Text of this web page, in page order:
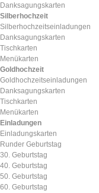
Danksagungskarten
Silberhochzeit
Silberhochzeitseinladungen
Danksagungskarten
Tischkarten
Menükarten
Goldhochzeit
Goldhochzeitseinladungen
Danksagungskarten
Tischkarten
Menükarten
Einladungen
Einladungskarten
Runder Geburtstag
30. Geburtstag
40. Geburtstag
50. Geburtstag
60. Geburtstag